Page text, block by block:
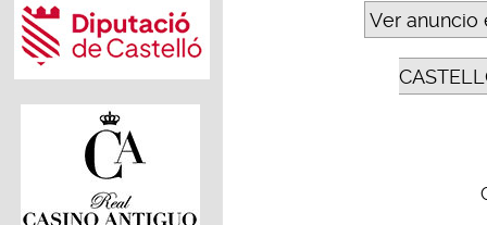
Ver anuncio